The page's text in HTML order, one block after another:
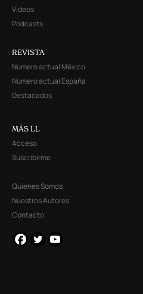
Videos
Podcasts
REVISTA
Número actual México
Número actual España
Destacados
MÁS LL
Acceso
Suscribirme
Quienes Somos
Nuestros Autores
Contacto